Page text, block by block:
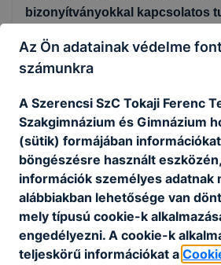
bizonyítványokkal kapcsolatos
A Digitális Bizonyítvány
A tanulmányi
dokumentumokat
gondviselő közvetlenül
töltheti le.
Letöltés:Az adott
összes dokumentum
(.zip) fájlban érhető el,
követően válik
Formátum:A digitális
Az Ön adatainak védelme
számunkra
A Szerencsi SzC Tokaji Ferenc
Szakgimnázium és Gimnázium
(sütik) formájában
böngészésre használt
információk személyes adatnak
alábbiakban lehetősége van
mely típusú cookie-k
engedélyezni. A cookie-k
teljeskörű információkat a